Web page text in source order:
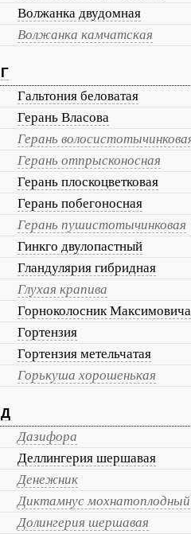
Волжанка двудомная
Волжанка камчатская
Г
Гальтония беловатая
Герань Власова
Герань
Герань отпрысконосная
Герань плоскоцветковая
Герань побегоносная
Герань пушистотычинковая
Гинкго двулопастный
Гландулярия гибридная
Глухая крапива
Горноколосник Максимовича
Гортензия
Гортензия метельчатая
Горькуша хорошенькая
Д
Дазифора
Деллингерия шершавая
Денежник
Диктамнус мохнатоплодный
Долингерия шершавая